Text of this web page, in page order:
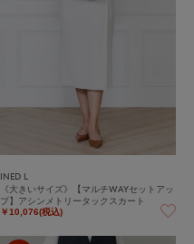
INED L
《大きいサイズ》【マルチWAYセットアッ
プ】アシンメトリータックスカート
￥10,076(税込)